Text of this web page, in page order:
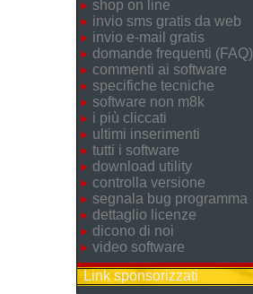
shop on line
invio sms gratis da web
invio e-mail gratis
domande frequenti (FAQ)
commenti ai software
specifiche tecniche
software non m8k
i più cliccati
ultimi inserimenti
tutti i software
download utility
controlla versione
segnala bug programma
dettaglio licenze
dicono di noi
video software
Link sponsorizzati